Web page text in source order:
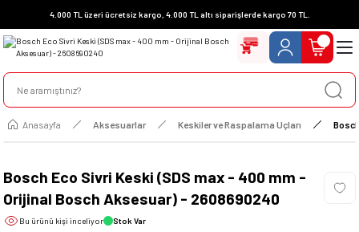
4.000 TL üzeri ücretsiz kargo, 4.000 TL altı siparişlerde kargo 70 TL.
Anasayfa Aksesuarlar Keskiler ve Raspalama Uçları
Bosch Eco Sivri Keski (SDS max - 400 mm -
Orijinal Bosch Aksesuar) - 2608690240
Bu ürünü kişi inceliyor Stok Var